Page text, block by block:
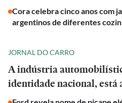
Cora celebra cinco anos com
argentinos de diferentes
JORNAL DO CARRO
A indústria
identidade nacional, está